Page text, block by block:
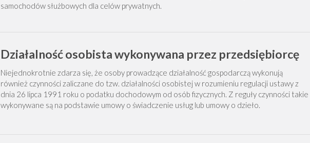
samochodów służbowych dla celów prywatnych.
Działalność osobista wykonywana przez przedsiębiorcę
Niejednokrotnie zdarza się, że osoby prowadzące działalność gospodarczą wykonują
również czynności zaliczane do tzw. działalności osobistej w rozumieniu regulacji ustawy z
dnia 26 lipca 1991 roku o podatku dochodowym od osób fizycznych. Z reguły czynności takie
wykonywane są na podstawie umowy o świadczenie usług lub umowy o dzieło.